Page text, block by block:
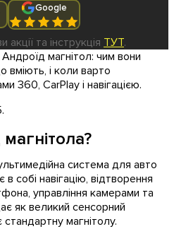
Google
та інструкція ТУТ.
магнітол: чим вони
вміють, і коли варто
360, CarPlay і навігацією.
система для авто
собі навігацію, відтворення
управління камерами та
як великий сенсорний
магнітолу.